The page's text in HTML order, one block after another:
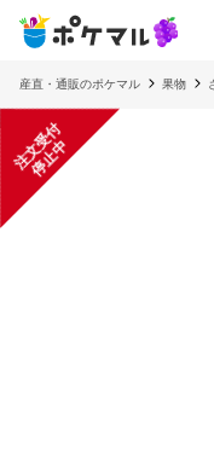
産直・通販のポケマル 果物
注
文
受
付
停
止
中